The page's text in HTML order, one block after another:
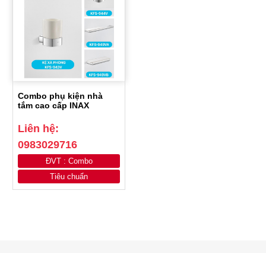
Combo phụ kiện nhà
tắm cao cấp INAX
Liên hệ:
0983029716
ĐVT : Combo
Tiêu chuẩn